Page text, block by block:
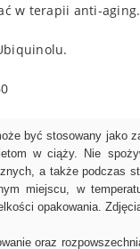
w terapii anti-aging.